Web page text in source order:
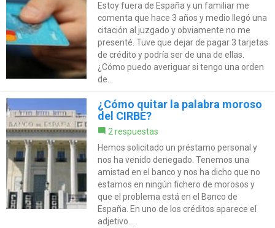
Estoy fuera de España y un familiar me
comenta que hace 3 años y medio llegó una
citación al juzgado y obviamente no me
presenté. Tuve que dejar de pagar 3 tarjetas
de crédito y podría ser de una de ellas.
¿Cómo puedo averiguar si tengo una orden
de...
¿Cómo quitar la palabra moroso
del CIRBE?
2 respuestas
Hemos solicitado un préstamo personal y
nos ha venido denegado. Tenemos una
amistad en el banco y nos ha dicho que no
estamos en ningún fichero de morosos y
que el problema está en el Banco de
España. En uno de los créditos aparece el
adjetivo...